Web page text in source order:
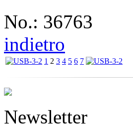
No.: 36763
indietro
1 2 3 4 5 6 7
Newsletter